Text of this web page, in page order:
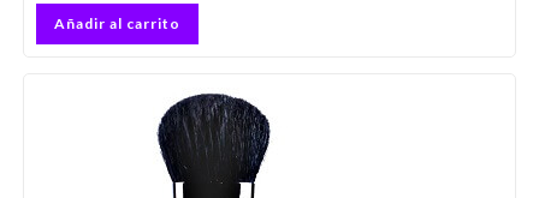
Añadir al carrito